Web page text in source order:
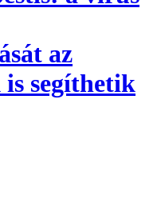
az
segíthetik